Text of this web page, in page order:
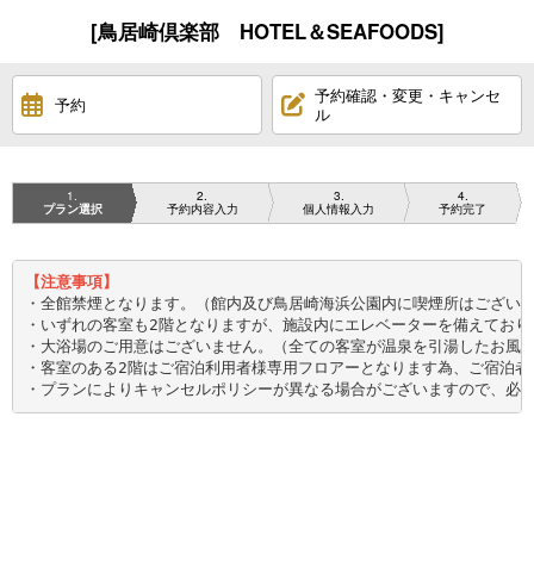
[鳥居崎倶楽部 HOTEL＆SEAFOODS]
予約
予約確認・変更・キャンセ
ル
1
プラン選択
2
予約内容入力
3
個人情報入力
4
予約完了
・全館禁煙となります。（館内及び鳥居崎海浜公園内に喫煙所はござい
・いずれの客室も2階となりますが、施設内にエレベーターを備えてお
・大浴場のご用意はございません。（全ての客室が温泉を引湯したお風
・客室のある2階はご宿泊利用者様専用フロアーとなります為、ご宿泊